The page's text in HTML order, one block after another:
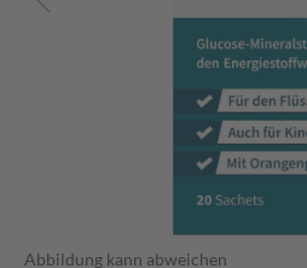
Abbildung kann abweichen